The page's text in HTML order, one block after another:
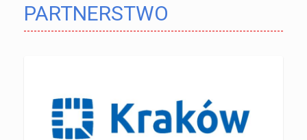
PARTNERSTWO